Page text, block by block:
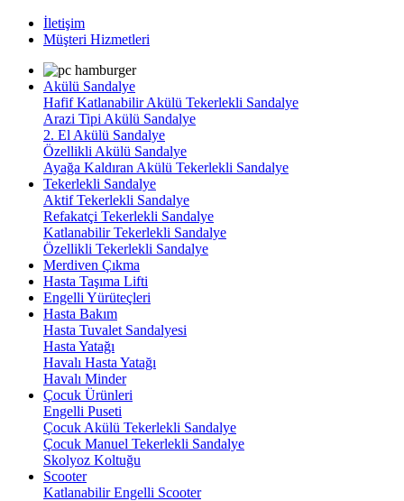
İletişim
Müşteri Hizmetleri
Akülü Sandalye
Hafif Katlanabilir Akülü Tekerlekli Sandalye
Arazi Tipi Akülü Sandalye
2. El Akülü Sandalye
Özellikli Akülü Sandalye
Ayağa Kaldıran Akülü Tekerlekli Sandalye
Tekerlekli Sandalye
Aktif Tekerlekli Sandalye
Refakatçi Tekerlekli Sandalye
Katlanabilir Tekerlekli Sandalye
Özellikli Tekerlekli Sandalye
Merdiven Çıkma
Hasta Taşıma Lifti
Engelli Yürüteçleri
Hasta Bakım
Hasta Tuvalet Sandalyesi
Hasta Yatağı
Havalı Hasta Yatağı
Havalı Minder
Çocuk Ürünleri
Engelli Puseti
Çocuk Akülü Tekerlekli Sandalye
Çocuk Manuel Tekerlekli Sandalye
Skolyoz Koltuğu
Scooter
Katlanabilir Engelli Scooter